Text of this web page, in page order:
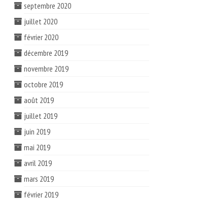
septembre 2020
juillet 2020
février 2020
décembre 2019
novembre 2019
octobre 2019
août 2019
juillet 2019
juin 2019
mai 2019
avril 2019
mars 2019
février 2019